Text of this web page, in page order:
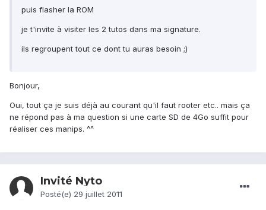
puis flasher la ROM
je t'invite à visiter les 2 tutos dans ma signature.
ils regroupent tout ce dont tu auras besoin ;)
Bonjour,
Oui, tout ça je suis déjà au courant qu'il faut rooter etc.. mais ça
ne répond pas à ma question si une carte SD de 4Go suffit pour
réaliser ces manips. ^^
Invité Nyto
Posté(e) 29 juillet 2011